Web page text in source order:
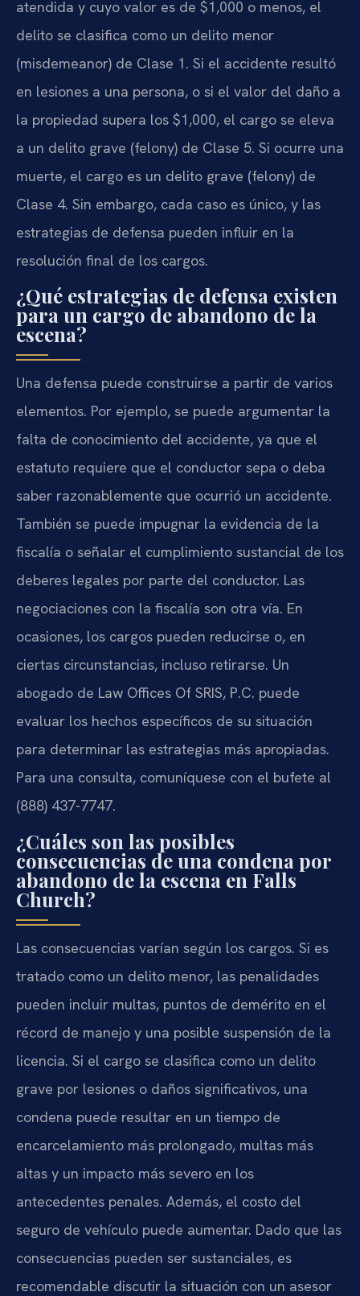
atendida y cuyo valor es de $1,000 o menos, el
delito se clasifica como un delito menor
(misdemeanor) de Clase 1. Si el accidente resultó
en lesiones a una persona, o si el valor del daño a
la propiedad supera los $1,000, el cargo se eleva
a un delito grave (felony) de Clase 5. Si ocurre una
muerte, el cargo es un delito grave (felony) de
Clase 4. Sin embargo, cada caso es único, y las
estrategias de defensa pueden influir en la
resolución final de los cargos.
¿Qué estrategias de defensa existen
para un cargo de abandono de la
escena?
Una defensa puede construirse a partir de varios
elementos. Por ejemplo, se puede argumentar la
falta de conocimiento del accidente, ya que el
estatuto requiere que el conductor sepa o deba
saber razonablemente que ocurrió un accidente.
También se puede impugnar la evidencia de la
fiscalía o señalar el cumplimiento sustancial de los
deberes legales por parte del conductor. Las
negociaciones con la fiscalía son otra vía. En
ocasiones, los cargos pueden reducirse o, en
ciertas circunstancias, incluso retirarse. Un
abogado de Law Offices Of SRIS, P.C. puede
evaluar los hechos específicos de su situación
para determinar las estrategias más apropiadas.
Para una consulta, comuníquese con el bufete al
(888) 437-7747.
¿Cuáles son las posibles
consecuencias de una condena por
abandono de la escena en Falls
Church?
Las consecuencias varían según los cargos. Si es
tratado como un delito menor, las penalidades
pueden incluir multas, puntos de demérito en el
récord de manejo y una posible suspensión de la
licencia. Si el cargo se clasifica como un delito
grave por lesiones o daños significativos, una
condena puede resultar en un tiempo de
encarcelamiento más prolongado, multas más
altas y un impacto más severo en los
antecedentes penales. Además, el costo del
seguro de vehículo puede aumentar. Dado que las
consecuencias pueden ser sustanciales, es
recomendable discutir la situación con un asesor